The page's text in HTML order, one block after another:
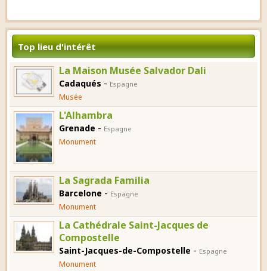
Top lieu d'intérêt
La Maison Musée Salvador Dali
Cadaqués - Espagne
Musée
L'Alhambra
Grenade - Espagne
Monument
La Sagrada Familia
Barcelone - Espagne
Monument
La Cathédrale Saint-Jacques de
Compostelle
Saint-Jacques-de-Compostelle - Espagne
Monument